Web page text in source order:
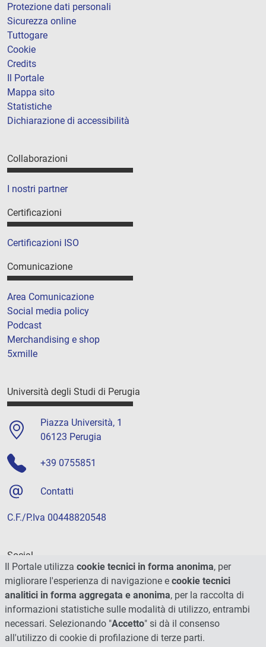
Protezione dati personali
Sicurezza online
Tuttogare
Cookie
Credits
Il Portale
Mappa sito
Statistiche
Dichiarazione di accessibilità
Collaborazioni
I nostri partner
Certificazioni
Certificazioni ISO
Comunicazione
Area Comunicazione
Social media policy
Podcast
Merchandising e shop
5xmille
Università degli Studi di Perugia
Piazza Università, 1
06123 Perugia
+39 0755851
Contatti
C.F./P.Iva 00448820548
Social
Il Portale utilizza cookie tecnici in forma anonima, per
migliorare l'esperienza di navigazione e cookie tecnici
analitici in forma aggregata e anonima, per la raccolta di
informazioni statistiche sulle modalità di utilizzo, entrambi
necessari. Selezionando "Accetto" si dà il consenso
all'utilizzo di cookie di profilazione di terze parti.